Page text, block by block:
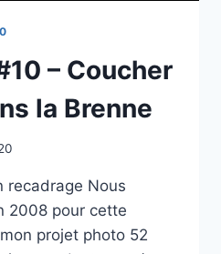
– Coucher
la Brenne
recadrage Nous
2008 pour cette
projet photo 52